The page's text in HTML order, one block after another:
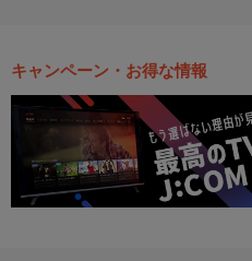
キャンペーン・お得な情報